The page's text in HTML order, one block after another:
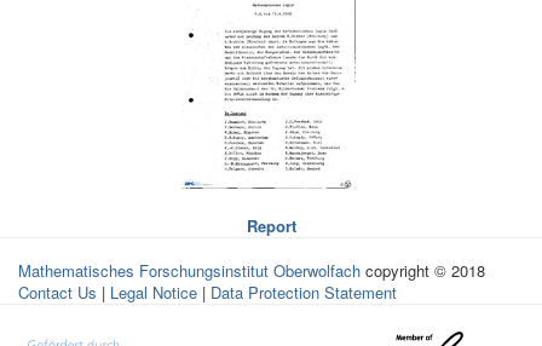
Report
Mathematisches Forschungsinstitut Oberwolfach copyright © 2018
Contact Us | Legal Notice | Data Protection Statement